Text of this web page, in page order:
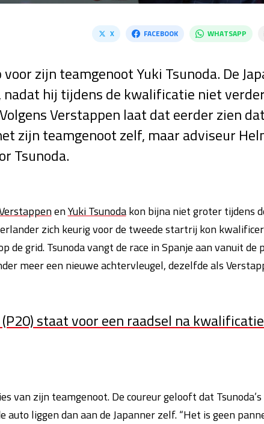
X FACEBOOK WHATSAPP
zijn teamgenoot Yuki Tsunoda. De
hij tijdens de kwalificatie niet verder
Verstappen laat dat eerder zien
zijn teamgenoot zelf, maar adviseur
Tsunoda.
enYuki Tsunodakon bijna niet groter tijdens
zich keurig voor de tweede startrij kon
de grid. Tsunoda vangt de race in Spanje aan vanuit de
meer een nieuwe achtervleugel, dezelfde als
staat voor een raadsel na
van zijn teamgenoot. De coureur gelooft dat Tsunoda’s
liggen dan aan de Japanner zelf. “Het is geen